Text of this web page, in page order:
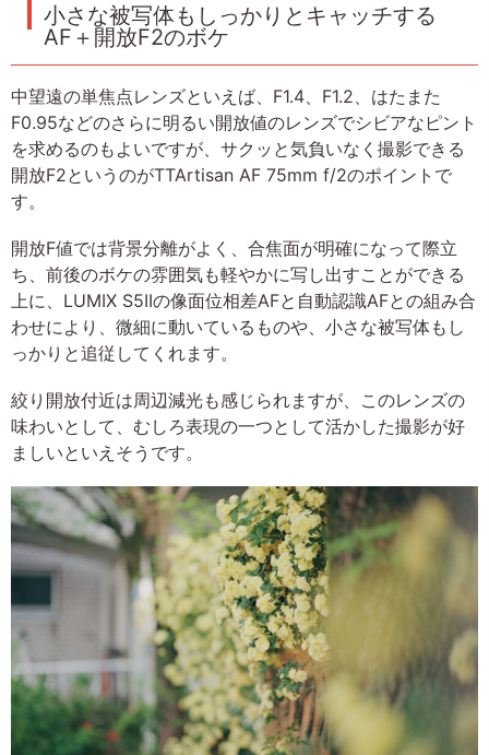
小さな被写体もしっかりとキャッチする
AF＋開放F2のボケ
中望遠の単焦点レンズといえば、F1.4、F1.2、はたまた
F0.95などのさらに明るい開放値のレンズでシビアなピント
を求めるのもよいですが、サクッと気負いなく撮影できる
開放F2というのがTTArtisan AF 75mm f/2のポイントで
す。
開放F値では背景分離がよく、合焦面が明確になって際立
ち、前後のボケの雰囲気も軽やかに写し出すことができる
上に、LUMIX S5IIの像面位相差AFと自動認識AFとの組み合
わせにより、微細に動いているものや、小さな被写体もし
っかりと追従してくれます。
絞り開放付近は周辺減光も感じられますが、このレンズの
味わいとして、むしろ表現の一つとして活かした撮影が好
ましいといえそうです。